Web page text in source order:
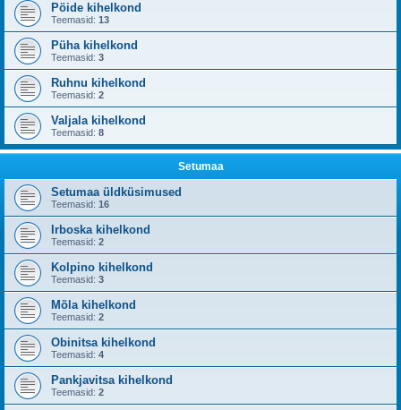
Pöide kihelkond
Teemasid: 13
Püha kihelkond
Teemasid: 3
Ruhnu kihelkond
Teemasid: 2
Valjala kihelkond
Teemasid: 8
Setumaa
Setumaa üldküsimused
Teemasid: 16
Irboska kihelkond
Teemasid: 2
Kolpino kihelkond
Teemasid: 3
Mõla kihelkond
Teemasid: 2
Obinitsa kihelkond
Teemasid: 4
Pankjavitsa kihelkond
Teemasid: 2